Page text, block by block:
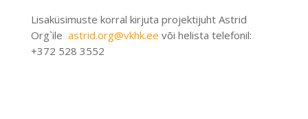
Lisaküsimuste korral kirjuta projektijuht Astrid
Org`ile astrid.org@vkhk.ee või helista telefonil:
+372 528 3552